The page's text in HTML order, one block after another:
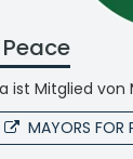
ist Mitglied von
MAYORS FOR